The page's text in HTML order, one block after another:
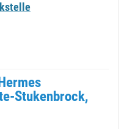
Stukenbrock,